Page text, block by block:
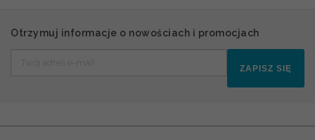
Otrzymuj informacje o nowościach i promocjach
ZAPISZ SIĘ